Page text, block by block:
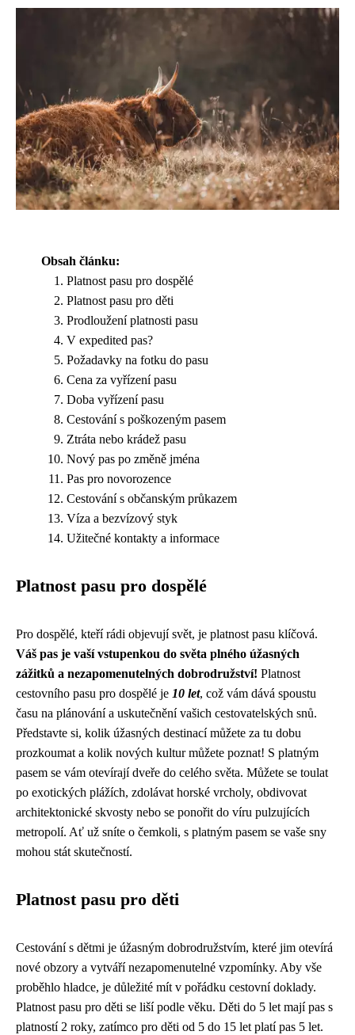
Obsah článku:
Platnost pasu pro dospělé
Platnost pasu pro děti
Prodloužení platnosti pasu
V expedited pas?
Požadavky na fotku do pasu
Cena za vyřízení pasu
Doba vyřízení pasu
Cestování s poškozeným pasem
Ztráta nebo krádež pasu
Nový pas po změně jména
Pas pro novorozence
Cestování s občanským průkazem
Víza a bezvízový styk
Užitečné kontakty a informace
Platnost pasu pro dospělé
Pro dospělé, kteří rádi objevují svět, je platnost pasu klíčová.
Váš pas je vaší vstupenkou do světa plného úžasných
zážitků a nezapomenutelných dobrodružství! Platnost
cestovního pasu pro dospělé je 10 let, což vám dává spoustu
času na plánování a uskutečnění vašich cestovatelských snů.
Představte si, kolik úžasných destinací můžete za tu dobu
prozkoumat a kolik nových kultur můžete poznat! S platným
pasem se vám otevírají dveře do celého světa. Můžete se toulat
po exotických plážích, zdolávat horské vrcholy, obdivovat
architektonické skvosty nebo se ponořit do víru pulzujících
metropolí. Ať už sníte o čemkoli, s platným pasem se vaše sny
mohou stát skutečností.
Platnost pasu pro děti
Cestování s dětmi je úžasným dobrodružstvím, které jim otevírá
nové obzory a vytváří nezapomenutelné vzpomínky. Aby vše
proběhlo hladce, je důležité mít v pořádku cestovní doklady.
Platnost pasu pro děti se liší podle věku. Děti do 5 let mají pas s
platností 2 roky, zatímco pro děti od 5 do 15 let platí pas 5 let.